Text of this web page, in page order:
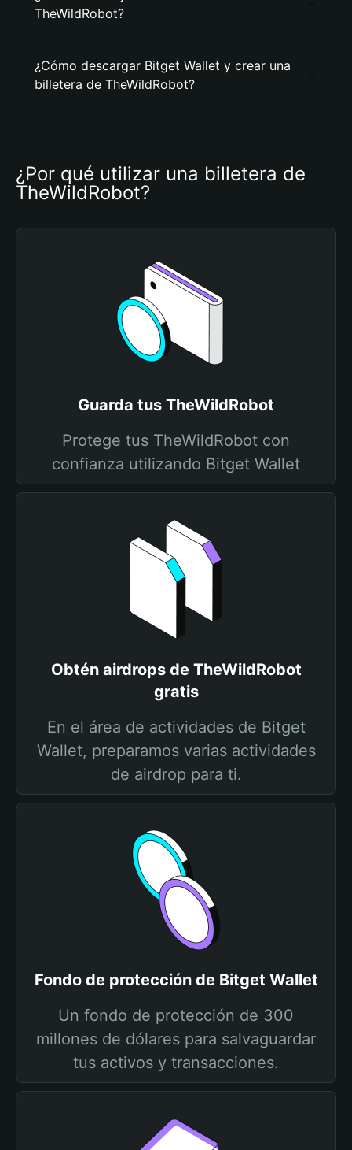
TheWildRobot?
¿Cómo descargar Bitget Wallet y crear una
billetera de TheWildRobot?
¿Por qué utilizar una billetera de
TheWildRobot?
Guarda tus TheWildRobot
Protege tus TheWildRobot con
confianza utilizando Bitget Wallet
Obtén airdrops de TheWildRobot
gratis
En el área de actividades de Bitget
Wallet, preparamos varias actividades
de airdrop para ti.
Fondo de protección de Bitget Wallet
Un fondo de protección de 300
millones de dólares para salvaguardar
tus activos y transacciones.